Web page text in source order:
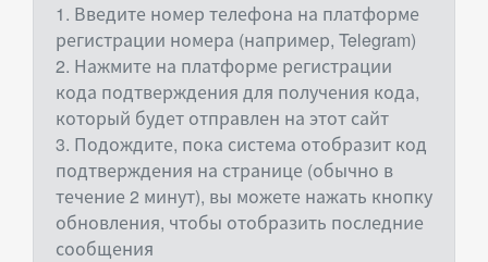
1. Введите номер телефона на платформе
регистрации номера (например, Telegram)
2. Нажмите на платформе регистрации
кода подтверждения для получения кода,
который будет отправлен на этот сайт
3. Подождите, пока система отобразит код
подтверждения на странице (обычно в
течение 2 минут), вы можете нажать кнопку
обновления, чтобы отобразить последние
сообщения